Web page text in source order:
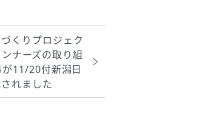
くりプロジェク
ナーズの取り組
11/20付新潟日
れました